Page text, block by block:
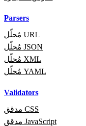
Parsers
مُحلّل URL
مُحلّل JSON
مُحلّل XML
مُحلّل YAML
Validators
مدقق CSS
مدقق JavaScript